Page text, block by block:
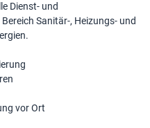
Dienst- und
Sanitär-, Heizungs- und
vor Ort